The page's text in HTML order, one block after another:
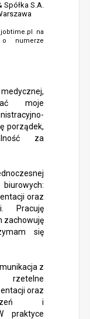
Spółka S.A.
na
numerze
moje
porządek,
za
oraz
Pracuję
zachowuję
się
z
rzetelne
oraz
i
praktyce